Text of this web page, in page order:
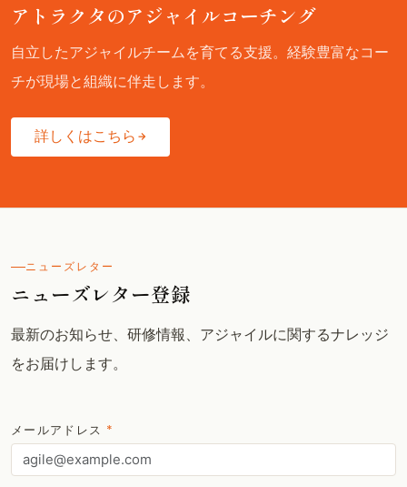
アトラクタのアジャイルコーチング
自立したアジャイルチームを育てる支援。経験豊富なコー
チが現場と組織に伴走します。
詳しくはこちら
ニューズレター
ニューズレター登録
最新のお知らせ、研修情報、アジャイルに関するナレッジ
をお届けします。
メールアドレス *